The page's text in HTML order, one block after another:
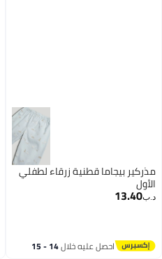
مذركير بيجاما قطنية زرقاء لطفلي
الأول
د.ب‏13.40
احصل عليه خلال 14 - 15